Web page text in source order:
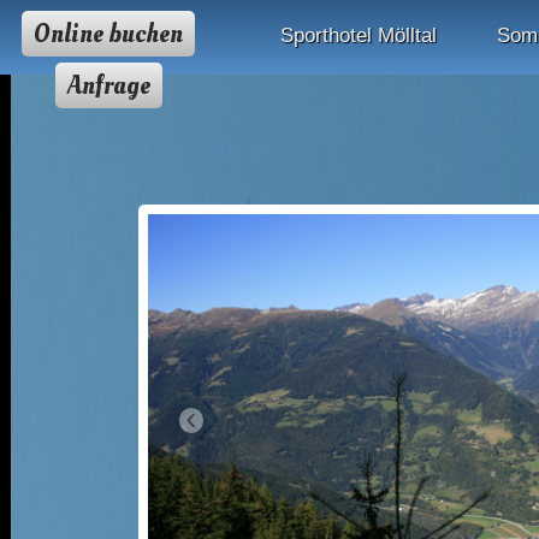
Online buchen
Anfrage
Sporthotel Mölltal